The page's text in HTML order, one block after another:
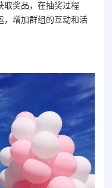
取奖品，在抽奖过程
，增加群组的互动和活